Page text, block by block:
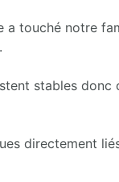
touché notre
stables donc
directement